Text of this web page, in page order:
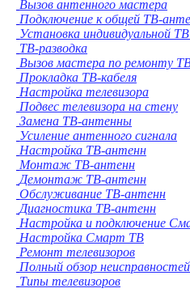
Вызов антенного мастера
Подключение к общей ТВ-
Установка индивидуальной
ТВ-разводка
Вызов мастера по ремонту
Прокладка ТВ-кабеля
Настройка телевизора
Подвес телевизора на стену
Замена ТВ-антенны
Усиление антенного сигнала
Настройка ТВ-антенн
Монтаж ТВ-антенн
Демонтаж ТВ-антенн
Обслуживание ТВ-антенн
Диагностика ТВ-антенн
Настройка и подключение
Настройка Смарт ТВ
Ремонт телевизоров
Полный обзор
Типы телевизоров